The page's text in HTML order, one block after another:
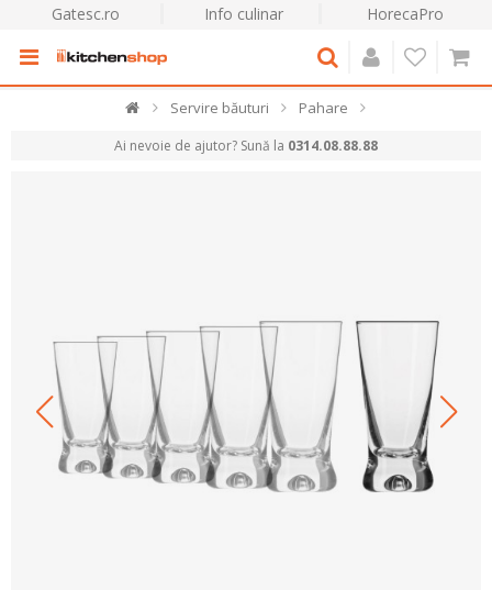
Gatesc.ro Info culinar HorecaPro
Servire băuturi Pahare
Ai nevoie de ajutor? Sună la 0314.08.88.88